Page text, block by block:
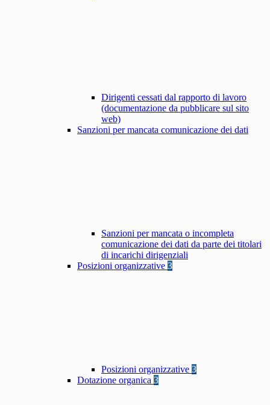
Dirigenti cessati dal rapporto di lavoro
(documentazione da pubblicare sul sito
web)
Sanzioni per mancata comunicazione dei dati
Sanzioni per mancata o incompleta
comunicazione dei dati da parte dei titolari
di incarichi dirigenziali
Posizioni organizzative 3
Posizioni organizzative 3
Dotazione organica 3